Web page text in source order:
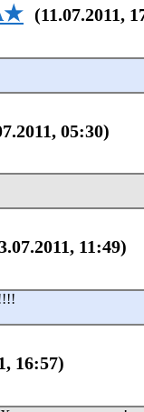
(11.07.2011,
05:30)
11:49)
16:57)